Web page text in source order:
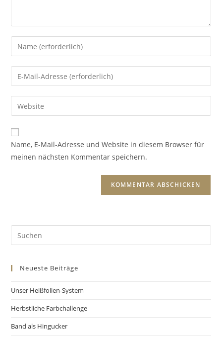
Name, E-Mail-Adresse und Website in diesem Browser für
meinen nächsten Kommentar speichern.
Neueste Beiträge
Unser Heißfolien-System
Herbstliche Farbchallenge
Band als Hingucker